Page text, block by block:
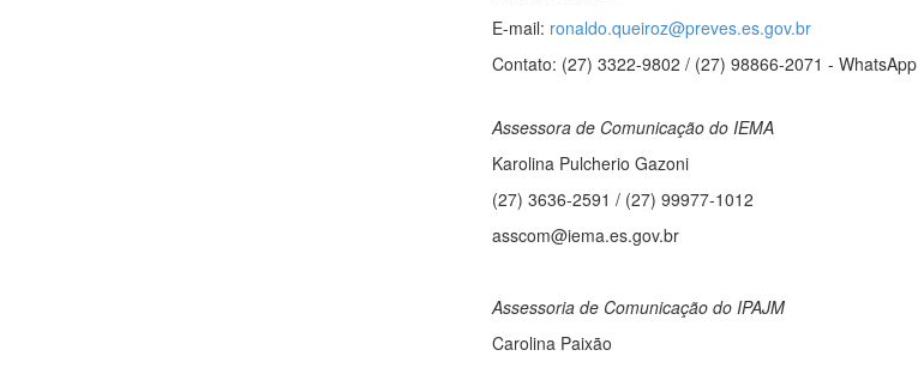
E-mail: ronaldo.queiroz@preves.es.gov.br
Contato: (27) 3322-9802 / (27) 98866-2071 - WhatsApp
Assessora de Comunicação do IEMA
Karolina Pulcherio Gazoni
(27) 3636-2591 / (27) 99977-1012
asscom@iema.es.gov.br
Assessoria de Comunicação do IPAJM
Carolina Paixão